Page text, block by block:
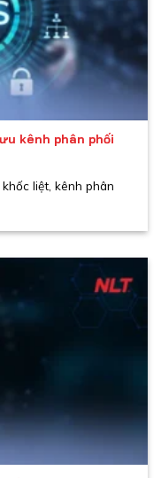
kênh phân phối
liệt, kênh phân